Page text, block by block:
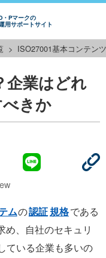
・Pマークの
用サポートサイト
ISO27001基本コンテンツ
企業はどれ
きか
ムの認証規格である
め、自社のセキュリ
ている企業も多いの